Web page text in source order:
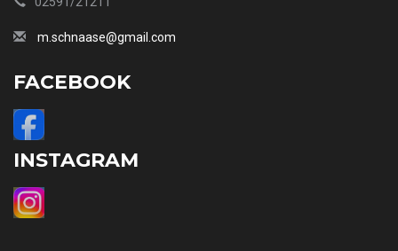
m.schnaase@gmail.com
FACEBOOK
INSTAGRAM